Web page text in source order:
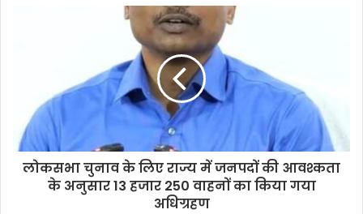
लोकसभा चुनाव के लिए राज्य में जनपदों की आवश्कता
के अनुसार 13 हजार 250 वाहनों का किया गया
अधिग्रहण